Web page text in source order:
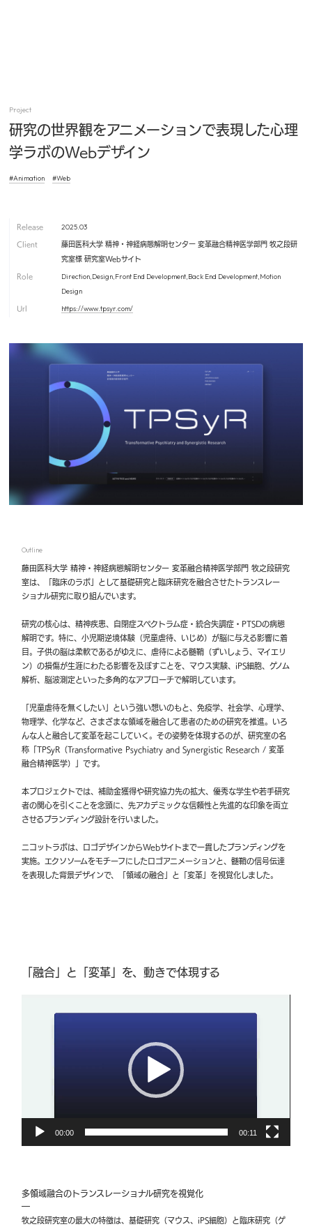
Project
研究の世界観をアニメーションで表現した心理
学ラボのWebデザイン
#Animation #Web
Release 2025.03
Client 藤田医科大学 精神・神経病態解明センター 変革融合精神医学部門 牧之段研
究室様 研究室Webサイト
Role
Direction,Design,Front End Development,Back End Development,Motion
Design
Url https://www.tpsyr.com/
Outline
藤田医科大学 精神・神経病態解明センター 変革融合精神医学部門 牧之段研究
室は、「臨床のラボ」として基礎研究と臨床研究を融合させたトランスレー
ショナル研究に取り組んでいます。
研究の核心は、精神疾患、自閉症スペクトラム症・統合失調症・PTSDの病態
解明です。特に、小児期逆境体験（児童虐待、いじめ）が脳に与える影響に着
目。子供の脳は柔軟であるがゆえに、虐待による髄鞘（ずいしょう、マイエリ
ン）の損傷が生涯にわたる影響を及ぼすことを、マウス実験、iPS細胞、ゲノム
解析、脳波測定といった多角的なアプローチで解明しています。
「児童虐待を無くしたい」という強い想いのもと、免疫学、社会学、心理学、
物理学、化学など、さまざまな領域を融合して患者のための研究を推進。いろ
んな人と融合して変革を起こしていく。その姿勢を体現するのが、研究室の名
称「TPSyR（Transformative Psychiatry and Synergistic Research / 変革
融合精神医学）」です。
本プロジェクトでは、補助金獲得や研究協力先の拡大、優秀な学生や若手研究
者の関心を引くことを念頭に、先アカデミックな信頼性と先進的な印象を両立
させるブランディング設計を行いました。
ニコットラボは、ロゴデザインからWebサイトまで一貫したブランディングを
実施。エクソソームをモチーフにしたロゴアニメーションと、髄鞘の信号伝達
を表現した背景デザインで、「領域の融合」と「変革」を視覚化しました。
「融合」と「変革」を、動きで体現する
00:00 00:11
多領域融合のトランスレーショナル研究を視覚化
牧之段研究室の最大の特徴は、基礎研究（マウス、iPS細胞）と臨床研究（ゲ